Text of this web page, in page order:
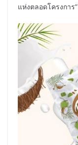
แห่งตลอดโครงกา